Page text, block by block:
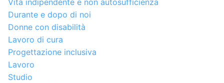
Vita indipendente e non autosufficienza
Durante e dopo di noi
Donne con disabilità
Lavoro di cura
Progettazione inclusiva
Lavoro
Studio